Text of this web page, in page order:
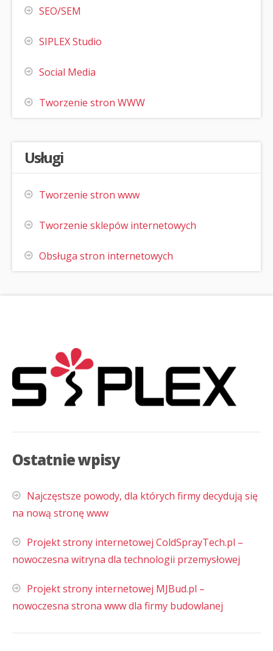
SEO/SEM
SIPLEX Studio
Social Media
Tworzenie stron WWW
Usługi
Tworzenie stron www
Tworzenie sklepów internetowych
Obsługa stron internetowych
Ostatnie wpisy
Najczęstsze powody, dla których firmy decydują się
na nową stronę www
Projekt strony internetowej ColdSprayTech.pl –
nowoczesna witryna dla technologii przemysłowej
Projekt strony internetowej MJBud.pl –
nowoczesna strona www dla firmy budowlanej